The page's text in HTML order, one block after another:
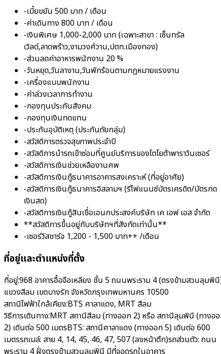
-เบี้ยขยัน 500 บาท / เดือน
-ค่าเดินทาง 800 บาท / เดือน
-เงินพิเศษ 1,000-2,000 บาท (เฉพาะสาขา : เซ็นทรัล
เวิลด์,ลาดพร้าว,งามวงศ์วาน,ปตท.เมืองทอง)
-ส่วนลดค่าอาหารพนักงาน 20 %
-วันหยุด,วันลางาน,วันพักร้อนตามกฏหมายแรงงาน
-เครื่องแบบพนักงาน
-ค่าล่วงเวลาการทำงาน
-กองทุนประกันสังคม
-กองทุนเงินทดแทน
-ประกันอุบัติเหตุ (ประกันภัยกลุ่ม)
-สวัสดิการตรวจสุขภาพประจำปี
-สวัสดิการนำรถเข้าซ่อมที่ศูนย์บริการของโตโยต้าพาราวินเซอร์
-สวัสดิการเงินช่วยเหลืองานศพ
-สวัสดิการเงินกู้ธนาคารอาคารสงเคราะห์ (ที่อยู่อาศัย)
-สวัสดิการเงินกู้ธนาคารอิสลามฯ (รีไฟแนนซ์บัตรเครดิต/บัตรกด
เงินสด)
-สวัสดิการเงินกู้สินเชื่อเอนกประสงค์บริษัท เค เอฟ เอส จำกัด
**สวัสดิการขึ้นอยู่กับบริษัทฯที่สังกัดเท่านั้น**
-เซอร์วิสชาร์จ 1,200 - 1,500 บาท++ /เดือน
ที่อยู่และตำแหน่งที่ตั้ง
ที่อยู่:968 อาคารอื้อจือเหลียง ชั้น 5 ถนนพระราม 4 (ตรงข้ามสวนลุมพิ
แขวงสีลม เขตบางรัก จังหวัดกรุงเทพมหานคร 10500
สถานีไฟฟ้าใกล้เคียง:BTS ศาลาแดง, MRT สีลม
วิธีการเดินทาง:MRT สถานีสีลม (ทางออก 2) หรือ สถานีลุมพินี (ทางอ
2) เดินต่อ 500 เมตรBTS: สถานีศาลาแดง (ทางออก 5) เดินต่อ 600
เมตรรถเมล์: สาย 4, 14, 45, 46, 47, 507 (ลงหน้าตึก)รถส่วนตัว: ถนน